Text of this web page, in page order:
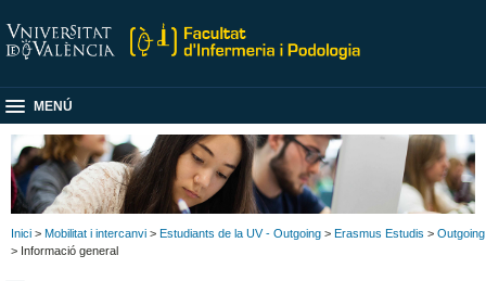
MENÚ
Inici > Mobilitat i intercanvi > Estudiants de la UV - Outgoing > Erasmus Estudis > Outgoing
> Informació general